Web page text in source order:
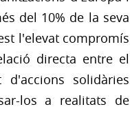
del 10% de la seva
l'elevat compromís
directa entre el
solidàries
los a realitats de